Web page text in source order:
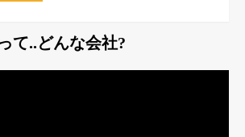
て..どんな会社?